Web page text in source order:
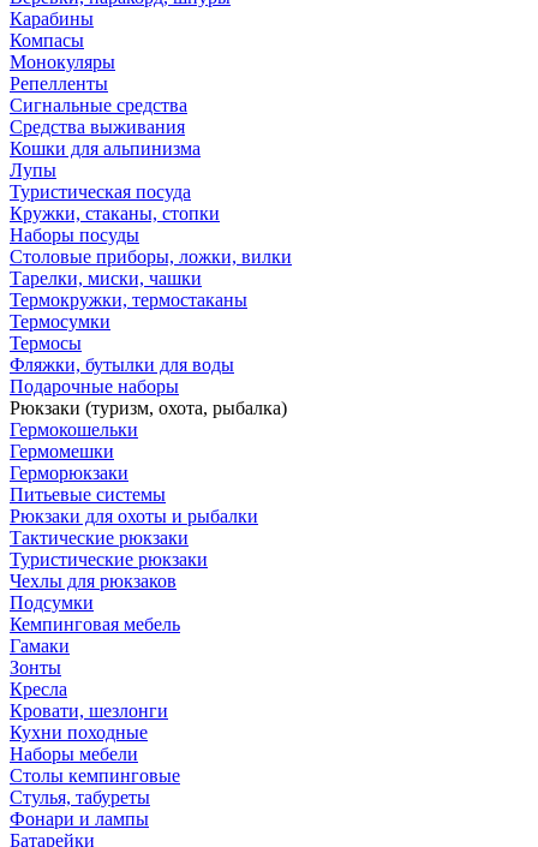
Карабины
Компасы
Монокуляры
Репелленты
Сигнальные средства
Средства выживания
Кошки для альпинизма
Лупы
Туристическая посуда
Кружки, стаканы, стопки
Наборы посуды
Столовые приборы, ложки, вилки
Тарелки, миски, чашки
Термокружки, термостаканы
Термосумки
Термосы
Фляжки, бутылки для воды
Подарочные наборы
Рюкзаки (туризм, охота, рыбалка)
Гермокошельки
Гермомешки
Герморюкзаки
Питьевые системы
Рюкзаки для охоты и рыбалки
Тактические рюкзаки
Туристические рюкзаки
Чехлы для рюкзаков
Подсумки
Кемпинговая мебель
Гамаки
Зонты
Кресла
Кровати, шезлонги
Кухни походные
Наборы мебели
Столы кемпинговые
Стулья, табуреты
Фонари и лампы
Батарейки